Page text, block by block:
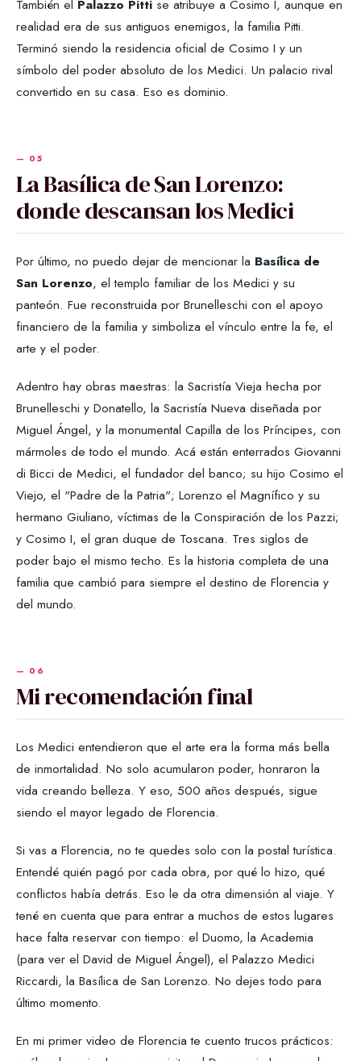
También el Palazzo Pitti se atribuye a Cosimo I, aunque en
realidad era de sus antiguos enemigos, la familia Pitti.
Terminó siendo la residencia oficial de Cosimo I y un
símbolo del poder absoluto de los Medici. Un palacio rival
convertido en su casa. Eso es dominio.
La Basílica de San Lorenzo:
donde descansan los Medici
Por último, no puedo dejar de mencionar la Basílica de
San Lorenzo, el templo familiar de los Medici y su
panteón. Fue reconstruida por Brunelleschi con el apoyo
financiero de la familia y simboliza el vínculo entre la fe, el
arte y el poder.
Adentro hay obras maestras: la Sacristía Vieja hecha por
Brunelleschi y Donatello, la Sacristía Nueva diseñada por
Miguel Ángel, y la monumental Capilla de los Príncipes, con
mármoles de todo el mundo. Acá están enterrados Giovanni
di Bicci de Medici, el fundador del banco; su hijo Cosimo el
Viejo, el "Padre de la Patria"; Lorenzo el Magnífico y su
hermano Giuliano, víctimas de la Conspiración de los Pazzi;
y Cosimo I, el gran duque de Toscana. Tres siglos de
poder bajo el mismo techo. Es la historia completa de una
familia que cambió para siempre el destino de Florencia y
del mundo.
Mi recomendación final
Los Medici entendieron que el arte era la forma más bella
de inmortalidad. No solo acumularon poder, honraron la
vida creando belleza. Y eso, 500 años después, sigue
siendo el mayor legado de Florencia.
Si vas a Florencia, no te quedes solo con la postal turística.
Entendé quién pagó por cada obra, por qué lo hizo, qué
conflictos había detrás. Eso le da otra dimensión al viaje. Y
tené en cuenta que para entrar a muchos de estos lugares
hace falta reservar con tiempo: el Duomo, la Academia
(para ver el David de Miguel Ángel), el Palazzo Medici
Riccardi, la Basílica de San Lorenzo. No dejes todo para
último momento.
En mi primer video de Florencia te cuento trucos prácticos: